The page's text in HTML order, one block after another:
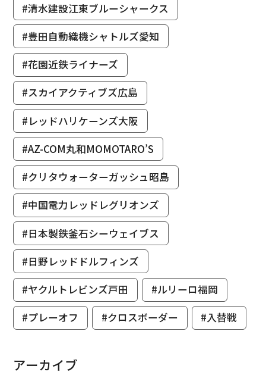
#清水建設江東ブルーシャークス
#豊田自動織機シャトルズ愛知
#花園近鉄ライナーズ
#スカイアクティブズ広島
#レッドハリケーンズ大阪
#AZ-COM丸和MOMOTARO’S
#クリタウォーターガッシュ昭島
#中国電力レッドレグリオンズ
#日本製鉄釜石シーウェイブス
#日野レッドドルフィンズ
#ヤクルトレビンズ戸田
#ルリーロ福岡
#プレーオフ
#クロスボーダー #入替戦
アーカイブ